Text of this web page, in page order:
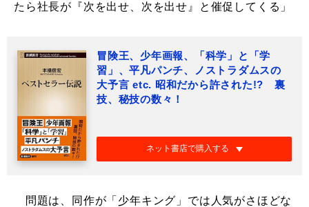
たら社長が『次を出せ、次を出せ』と催促してくる」
冒険王、少年画報、「科学」と「学
習」、平凡パンチ、ノストラダムスの
大予言 etc. 昭和だから許された!? 裏
技、秘技の数々！
ネット書店で購入する
問題は、同作が「少年キング」では人気がさほどな